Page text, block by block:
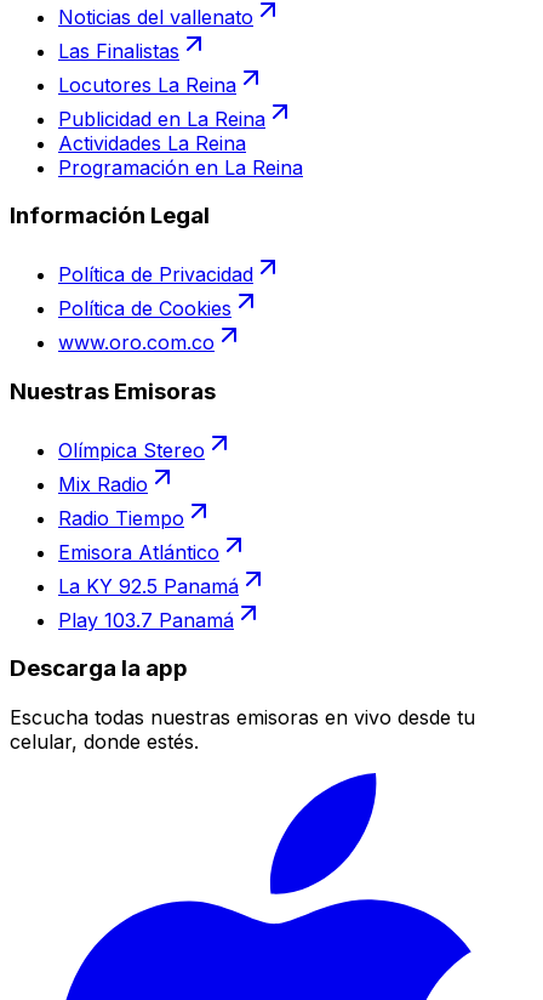
Noticias del vallenato
Las Finalistas
Locutores La Reina
Publicidad en La Reina
Actividades La Reina
Programación en La Reina
Información Legal
Política de Privacidad
Política de Cookies
www.oro.com.co
Nuestras Emisoras
Olímpica Stereo
Mix Radio
Radio Tiempo
Emisora Atlántico
La KY 92.5 Panamá
Play 103.7 Panamá
Descarga la app
Escucha todas nuestras emisoras en vivo desde tu
celular, donde estés.